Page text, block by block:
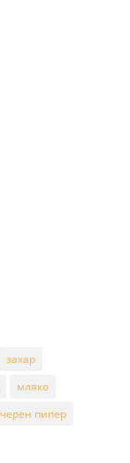
захар
мляко
черен пипер